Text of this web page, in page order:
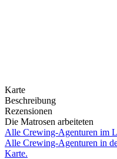
Karte
Beschreibung
Rezensionen
Die Matrosen arbeiteten
Alle Crewing-Agenturen im
Alle Crewing-Agenturen in
Karte.